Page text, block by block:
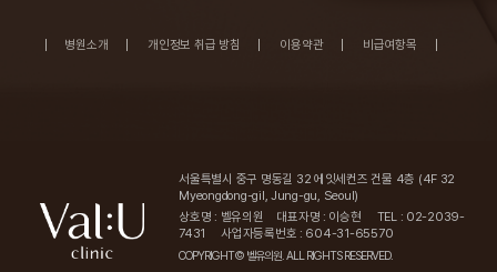
병원소개 개인정보 취급 방침 이용약관 비급여항목
서울특별시 중구 명동길 32 에잇세컨즈 건물 4층 (4F 32
Myeongdong-gil, Jung-gu, Seoul)
상호명 : 벨유의원
대표자명 : 이승현
TEL : 02-2039-
7431
사업자등록번호 : 604-31-65570
COPYRIGHT© 벨유의원. ALL RIGHTS RESERVED.